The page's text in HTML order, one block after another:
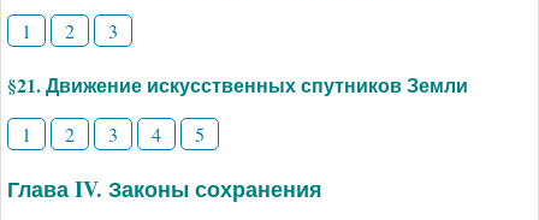
1 2 3
§21. Движение искусственных спутников Земли
1 2 3 4 5
Глава IV. Законы сохранения